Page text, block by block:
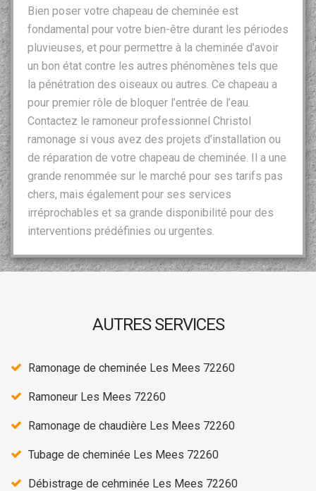
Bien poser votre chapeau de cheminée est
fondamental pour votre bien-être durant les périodes
pluvieuses, et pour permettre à la cheminée d’avoir
un bon état contre les autres phénomènes tels que
la pénétration des oiseaux ou autres. Ce chapeau a
pour premier rôle de bloquer l’entrée de l’eau.
Contactez le ramoneur professionnel Christol
ramonage si vous avez des projets d’installation ou
de réparation de votre chapeau de cheminée. Il a une
grande renommée sur le marché pour ses tarifs pas
chers, mais également pour ses services
irréprochables et sa grande disponibilité pour des
interventions prédéfinies ou urgentes.
AUTRES SERVICES
Ramonage de cheminée Les Mees 72260
Ramoneur Les Mees 72260
Ramonage de chaudière Les Mees 72260
Tubage de cheminée Les Mees 72260
Débistrage de cehminée Les Mees 72260